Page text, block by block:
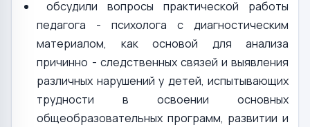
обсудили вопросы практической работы
педагога - психолога с диагностическим
материалом, как основой для анализа
причинно - следственных связей и выявления
различных нарушений у детей, испытывающих
трудности в освоении основных
общеобразовательных программ, развитии и